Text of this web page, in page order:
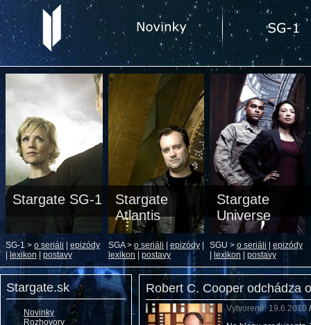
Stargate SG-1
SG-1 > o seriáli
epizódy
lexikon postavy
Stargate
Atlantis
SGA > o seriáli |epizódy
lexikon
postavy
Stargate
Universe
SGU > o seriáli
epizódy
lexikon postavy
Stargate.sk
Novinky
Rozhovory
Robert C. Cooper odchádza
Vytvorené: 19.6.2010